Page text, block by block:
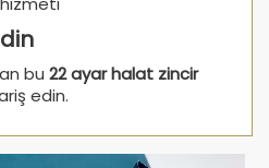
bu 22 ayar halat zincir
edin.